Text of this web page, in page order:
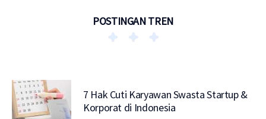
POSTINGAN TREN
7 Hak Cuti Karyawan Swasta Startup &
Korporat di Indonesia